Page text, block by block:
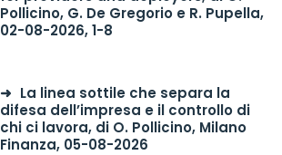
Pollicino, G. De Gregorio e R. Pupella,
02-08-2026, 1-8
La linea sottile che separa la
difesa dell’impresa e il controllo di
chi ci lavora, di O. Pollicino, Milano
Finanza, 05-08-2026